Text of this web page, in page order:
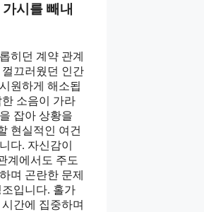
시를 빼내
히던 계약 관계
끄러웠던 인간
원하게 해소됩
소음이 가라
잡아 상황을
현실적인 여건
다. 자신감이
계에서도 주도
며 곤란한 문제
입니다. 홀가
간에 집중하며